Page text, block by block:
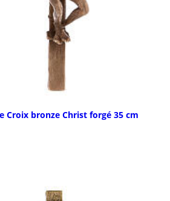
Croix bronze Christ forgé 35 cm